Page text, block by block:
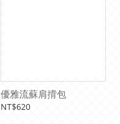
優雅流蘇肩揹包
NT$620